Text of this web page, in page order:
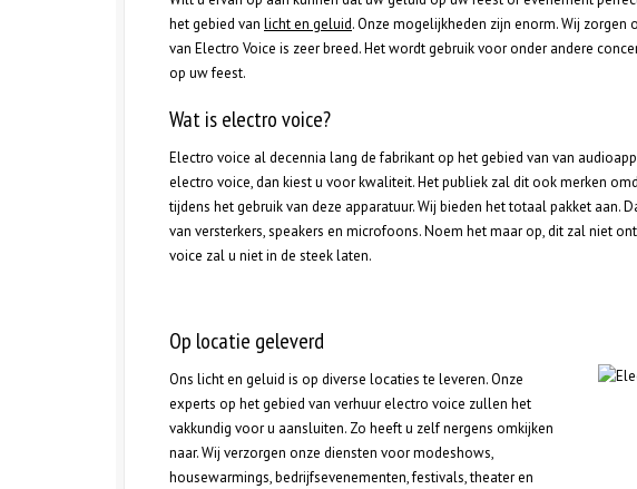
het gebied van licht en geluid. Onze mogelijkheden zijn enorm. Wij
van Electro Voice is zeer breed. Het wordt gebruik voor onder andere
op uw feest.
Wat is electro voice?
Electro voice al decennia lang de fabrikant op het gebied van van
electro voice, dan kiest u voor kwaliteit. Het publiek zal dit ook merken
tijdens het gebruik van deze apparatuur. Wij bieden het totaal pakket aan.
van versterkers, speakers en microfoons. Noem het maar op, dit zal niet
voice zal u niet in de steek laten.
Op locatie geleverd
Ons licht en geluid is op diverse locaties te leveren. Onze
experts op het gebied van verhuur electro voice zullen het
vakkundig voor u aansluiten. Zo heeft u zelf nergens omkijken
naar. Wij verzorgen onze diensten voor modeshows,
housewarmings, bedrijfsevenementen, festivals, theater en